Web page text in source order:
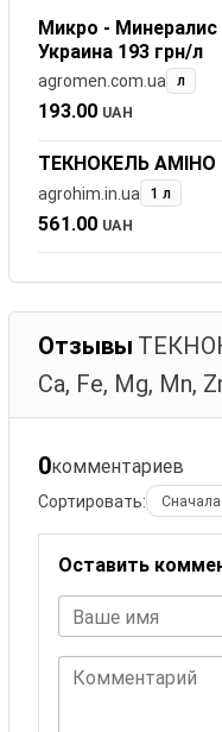
Микро -
Украина 193 грн/л
agromen.com.ua л
193.00 UAH
ТЕКНОКЕЛЬ АМІНО
agrohim.in.ua 1 л
561.00 UAH
Отзывы
Ca, Fe, Mg, Mn,
0комментариев
Сортировать:
Оставить
Ваше имя
Комментарий